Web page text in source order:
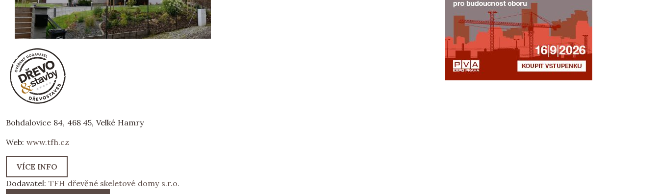
Bohdalovice 84, 468 45, Velké Hamry
Web: www.tfh.cz
VÍCE INFO
Dodavatel: TFH dřevěné skeletové domy s.r.o.